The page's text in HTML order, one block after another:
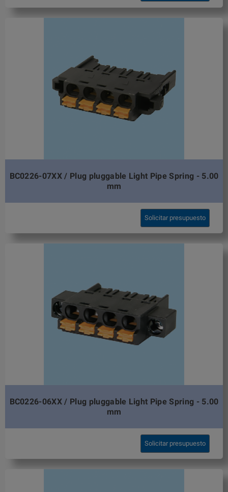
BC0226-07XX / Plug pluggable Light Pipe Spring - 5.00
mm
Solicitar presupuesto
BC0226-06XX / Plug pluggable Light Pipe Spring - 5.00
mm
Solicitar presupuesto